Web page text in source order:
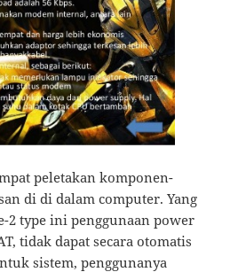
peletakan komponen-
di di dalam computer. Yang
2 type ini penggunaan power
tidak dapat secara otomatis
sistem, penggunanya